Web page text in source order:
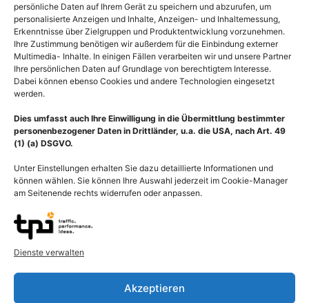
persönliche Daten auf Ihrem Gerät zu speichern und abzurufen, um
personalisierte Anzeigen und Inhalte, Anzeigen- und Inhaltemessung,
Erkenntnisse über Zielgruppen und Produktentwicklung vorzunehmen.
Ihre Zustimmung benötigen wir außerdem für die Einbindung externer
Multimedia- Inhalte. In einigen Fällen verarbeiten wir und unsere Partner
Ihre persönlichen Daten auf Grundlage von berechtigtem Interesse.
Dabei können ebenso Cookies und andere Technologien eingesetzt
werden.
Dies umfasst auch Ihre Einwilligung in die Übermittlung bestimmter
personenbezogener Daten in Drittländer, u.a. die USA, nach Art. 49
(1) (a) DSGVO.
Unter Einstellungen erhalten Sie dazu detaillierte Informationen und
können wählen. Sie können Ihre Auswahl jederzeit im Cookie-Manager
am Seitenende rechts widerrufen oder anpassen.
Dienste verwalten
Akzeptieren
Anatomie Hand Manus,
Muskeln und Sehnen der
Hand lateral
55,00€–135,00€ 55,00€–135,00€
Bildnummer: 2385